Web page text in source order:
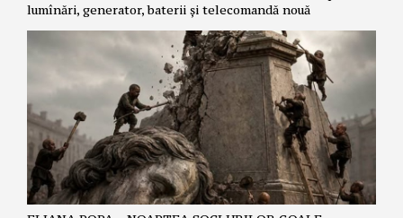
lumînări, generator, baterii și telecomandă nouă